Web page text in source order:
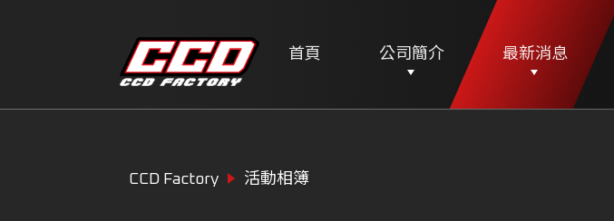
首頁 公司簡介 最新消息
CCD Factory 活動相簿